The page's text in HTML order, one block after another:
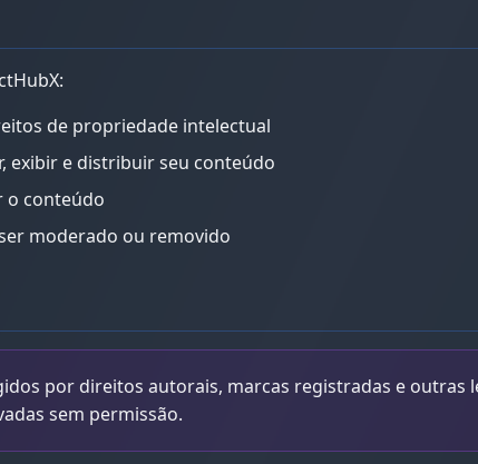
de propriedade intelectual
exibir e distribuir seu conteúdo
o conteúdo
moderado ou removido
por direitos autorais, marcas registradas e outras
sem permissão.